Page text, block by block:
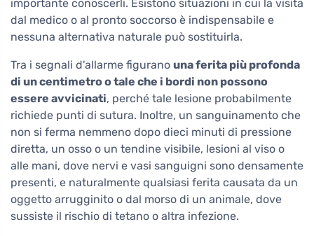
importante conoscerli. Esistono situazioni in cui la visita
dal medico o al pronto soccorso è indispensabile e
nessuna alternativa naturale può sostituirla.
Tra i segnali d'allarme figurano una ferita più profonda
di un centimetro o tale che i bordi non possono
essere avvicinati, perché tale lesione probabilmente
richiede punti di sutura. Inoltre, un sanguinamento che
non si ferma nemmeno dopo dieci minuti di pressione
diretta, un osso o un tendine visibile, lesioni al viso o
alle mani, dove nervi e vasi sanguigni sono densamente
presenti, e naturalmente qualsiasi ferita causata da un
oggetto arrugginito o dal morso di un animale, dove
sussiste il rischio di tetano o altra infezione.